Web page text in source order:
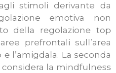
stimoli derivante da
emotiva non
della regolazione top
prefrontali sull’area
l’amigdala. La seconda
la mindfulness